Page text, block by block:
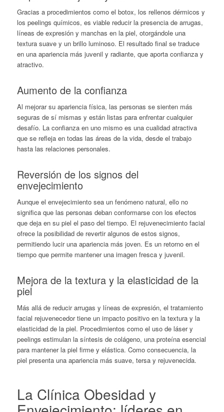
Gracias a procedimientos como el botox, los rellenos dérmicos y
los peelings químicos, es viable reducir la presencia de arrugas,
líneas de expresión y manchas en la piel, otorgándole una
textura suave y un brillo luminoso. El resultado final se traduce
en una apariencia más juvenil y radiante, que aporta confianza y
atractivo.
Aumento de la confianza
Al mejorar su apariencia física, las personas se sienten más
seguras de sí mismas y están listas para enfrentar cualquier
desafío. La confianza en uno mismo es una cualidad atractiva
que se refleja en todas las áreas de la vida, desde el trabajo
hasta las relaciones personales.
Reversión de los signos del
envejecimiento
Aunque el envejecimiento sea un fenómeno natural, ello no
significa que las personas deban conformarse con los efectos
que deja en su piel el paso del tiempo. El rejuvenecimiento facial
ofrece la posibilidad de revertir algunos de estos signos,
permitiendo lucir una apariencia más joven. Es un retorno en el
tiempo que permite mantener una imagen fresca y juvenil.
Mejora de la textura y la elasticidad de la
piel
Más allá de reducir arrugas y líneas de expresión, el tratamiento
facial rejuvenecedortiene un impacto positivo en la textura y la
elasticidad de la piel. Procedimientos como el uso de láser y
peelings estimulan la síntesis de colágeno, una proteína esencial
para mantener la piel firme y elástica. Como consecuencia, la
piel presenta una apariencia más suave, tersa y rejuvenecida.
La Clínica Obesidad y